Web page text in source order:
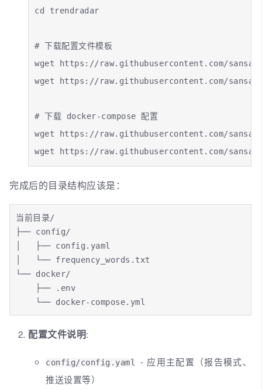
cd trendradar
# 下载配置文件模板
wget https://raw.githubusercontent.com/
wget https://raw.githubusercontent.com/
# 下载 docker-compose 配置
wget https://raw.githubusercontent.com/
wget https://raw.githubusercontent.com/
完成后的目录结构应该是：
当前目录/
├── config/
│   ├── config.yaml
│   └── frequency_words.txt
└── docker/
    ├── .env
    └── docker-compose.yml
配置文件说明:
config/config.yaml
- 应用主配置（报告模式、
推送设置等）